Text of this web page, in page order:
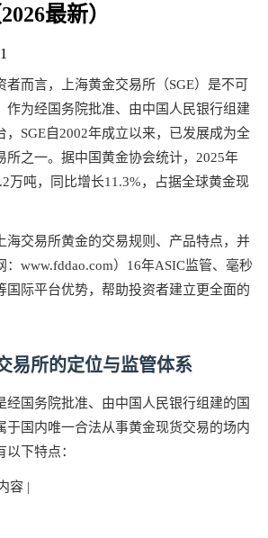
最新）
者而言，上海黄金交易所（SGE）是不可
作为经国务院批准、由中国人民银行组建
，SGE自2002年成立以来，已发展成为全
所之一。据中国黄金协会统计，2025年
万吨，同比增长11.3%，占据全球黄金现
海交易所黄金的交易规则、产品特点，并
www.fddao.com）16年ASIC监管、毫秒
国际平台优势，帮助投资者建立更全面的
易所的定位与监管体系
经国务院批准、由中国人民银行组建的国
于国内唯一合法从事黄金现货交易的场内
下特点：
容 |